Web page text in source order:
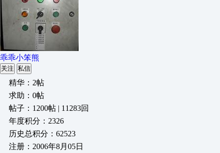
乖乖小笨熊
关注 私信
精华：2帖
求助：0帖
帖子：1200帖 | 11283回
年度积分：2326
历史总积分：62523
注册：2006年8月05日